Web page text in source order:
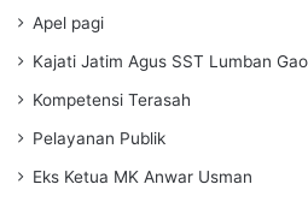
Apel pagi
Kajati Jatim Agus SST Lumban
Kompetensi Terasah
Pelayanan Publik
Eks Ketua MK Anwar Usman